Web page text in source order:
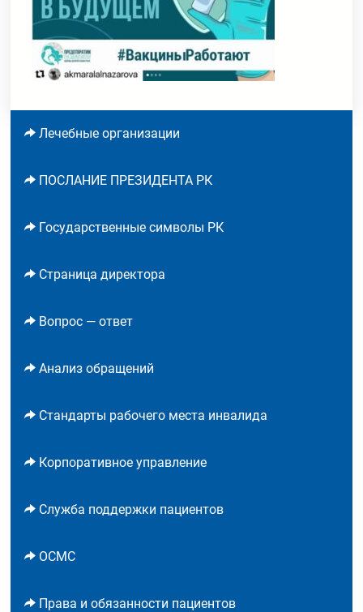
Лечебные организации
ПОСЛАНИЕ ПРЕЗИДЕНТА РК
Государственные символы РК
Страница директора
Вопрос — ответ
Анализ обращений
Стандарты рабочего места инвалида
Корпоративное управление
Служба поддержки пациентов
ОСМС
Права и обязанности пациентов